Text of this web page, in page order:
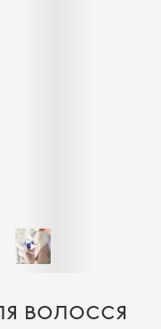
волосся